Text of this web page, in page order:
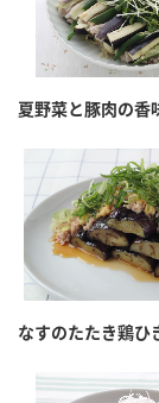
夏野菜と豚肉の香
なすのたたき鶏ひ